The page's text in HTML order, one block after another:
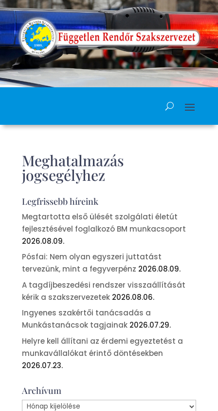
Meghatalmazás
jogsegélyhez
Legfrissebb híreink
Megtartotta első ülését szolgálati életút
fejlesztésével foglalkozó BM munkacsoport
2026.08.09.
Pósfai: Nem olyan egyszeri juttatást
tervezünk, mint a fegyverpénz 2026.08.09.
A tagdíjbeszedési rendszer visszaállítását
kérik a szakszervezetek 2026.08.06.
Ingyenes szakértői tanácsadás a
Munkástanácsok tagjainak 2026.07.29.
Helyre kell állítani az érdemi egyeztetést a
munkavállalókat érintő döntésekben
2026.07.23.
Archívum
Archívum